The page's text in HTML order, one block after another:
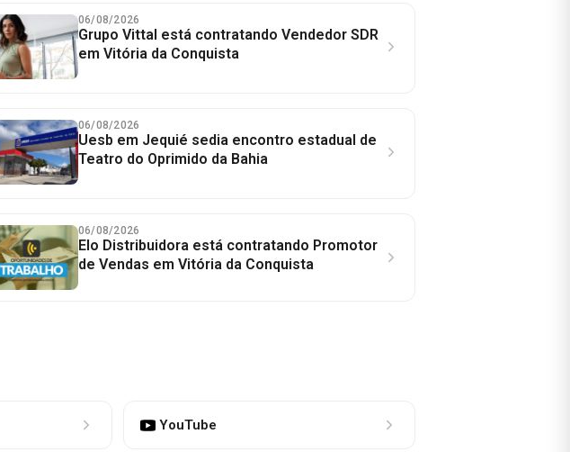
06/08/2026
Grupo Vittal está contratando Vendedor SDR
em Vitória da Conquista
06/08/2026
Uesb em Jequié sedia encontro estadual de
Teatro do Oprimido da Bahia
06/08/2026
Elo Distribuidora está contratando Promotor
de Vendas em Vitória da Conquista
YouTube